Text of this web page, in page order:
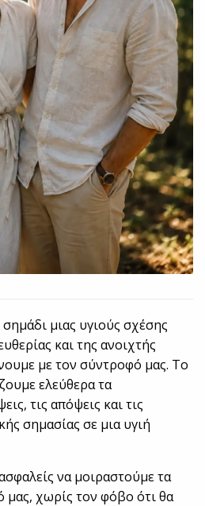
μιας υγιούς σχέσης
και της ανοιχτής
με τον σύντροφό μας. Το
ελεύθερα τα
τις απόψεις και τις
σημασίας σε μια υγιή
να μοιραστούμε τα
μας, χωρίς τον φόβο ότι θα